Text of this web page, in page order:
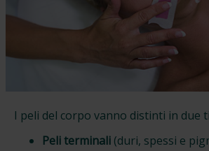
I peli del corpo vanno distinti in due
Peli terminali (duri, spessi e